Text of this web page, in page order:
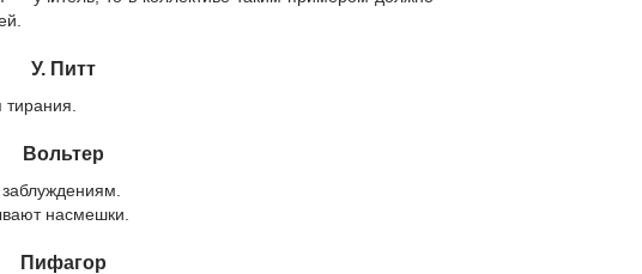
У. Питт
Вольтер
насмешки.
Пифагор